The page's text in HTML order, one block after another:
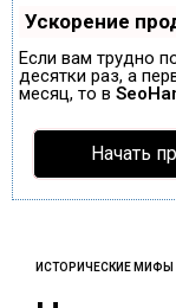
Ускорение
Если вам трудно
десятки раз, а
месяц, то в
Начать
ИСТОРИЧЕСКИЕ МИФЫ